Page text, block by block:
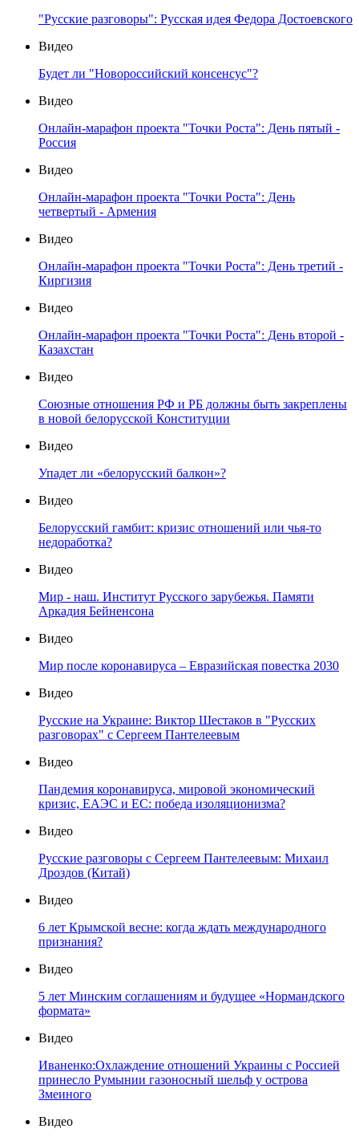
"Русские разговоры": Русская идея Федора Достоевского
Видео
Будет ли "Новороссийский консенсус"?
Видео
Онлайн-марафон проекта "Точки Роста": День пятый -
Россия
Видео
Онлайн-марафон проекта "Точки Роста": День
четвертый - Армения
Видео
Онлайн-марафон проекта "Точки Роста": День третий -
Киргизия
Видео
Онлайн-марафон проекта "Точки Роста": День второй -
Казахстан
Видео
Союзные отношения РФ и РБ должны быть закреплены
в новой белорусской Конституции
Видео
Упадет ли «белорусский балкон»?
Видео
Белорусский гамбит: кризис отношений или чья-то
недоработка?
Видео
Мир - наш. Институт Русского зарубежья. Памяти
Аркадия Бейненсона
Видео
Мир после коронавируса – Евразийская повестка 2030
Видео
Русские на Украине: Виктор Шестаков в "Русских
разговорах" с Сергеем Пантелеевым
Видео
Пандемия коронавируса, мировой экономический
кризис, ЕАЭС и ЕС: победа изоляционизма?
Видео
Русские разговоры с Сергеем Пантелеевым: Михаил
Дроздов (Китай)
Видео
6 лет Крымской весне: когда ждать международного
признания?
Видео
5 лет Минским соглашениям и будущее «Нормандского
формата»
Видео
Иваненко:Охлаждение отношений Украины с Россией
принесло Румынии газоносный шельф у острова
Змеиного
Видео